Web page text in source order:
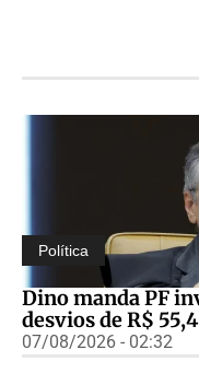
Política
Dino manda PF
desvios de R$
07/08/2026 - 02:32